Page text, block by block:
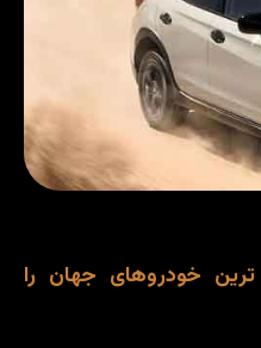
ترین خودروهای جهان را